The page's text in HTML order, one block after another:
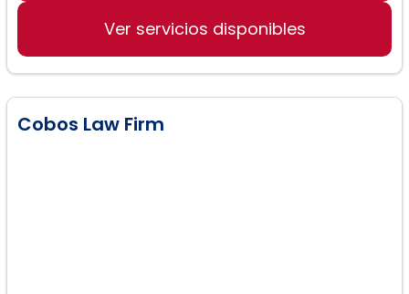
Defensa de deportación
Ver servicios disponibles
Cobos Law Firm